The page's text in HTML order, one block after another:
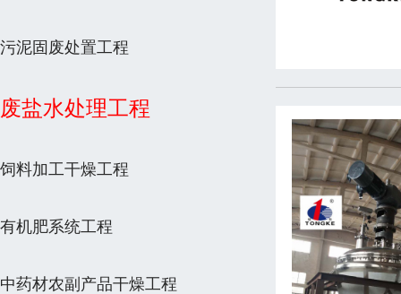
污泥固废处置工程
废盐水处理工程
饲料加工干燥工程
有机肥系统工程
中药材农副产品干燥工程